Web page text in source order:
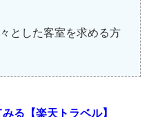
とした客室を求める方
る【楽天トラベル】